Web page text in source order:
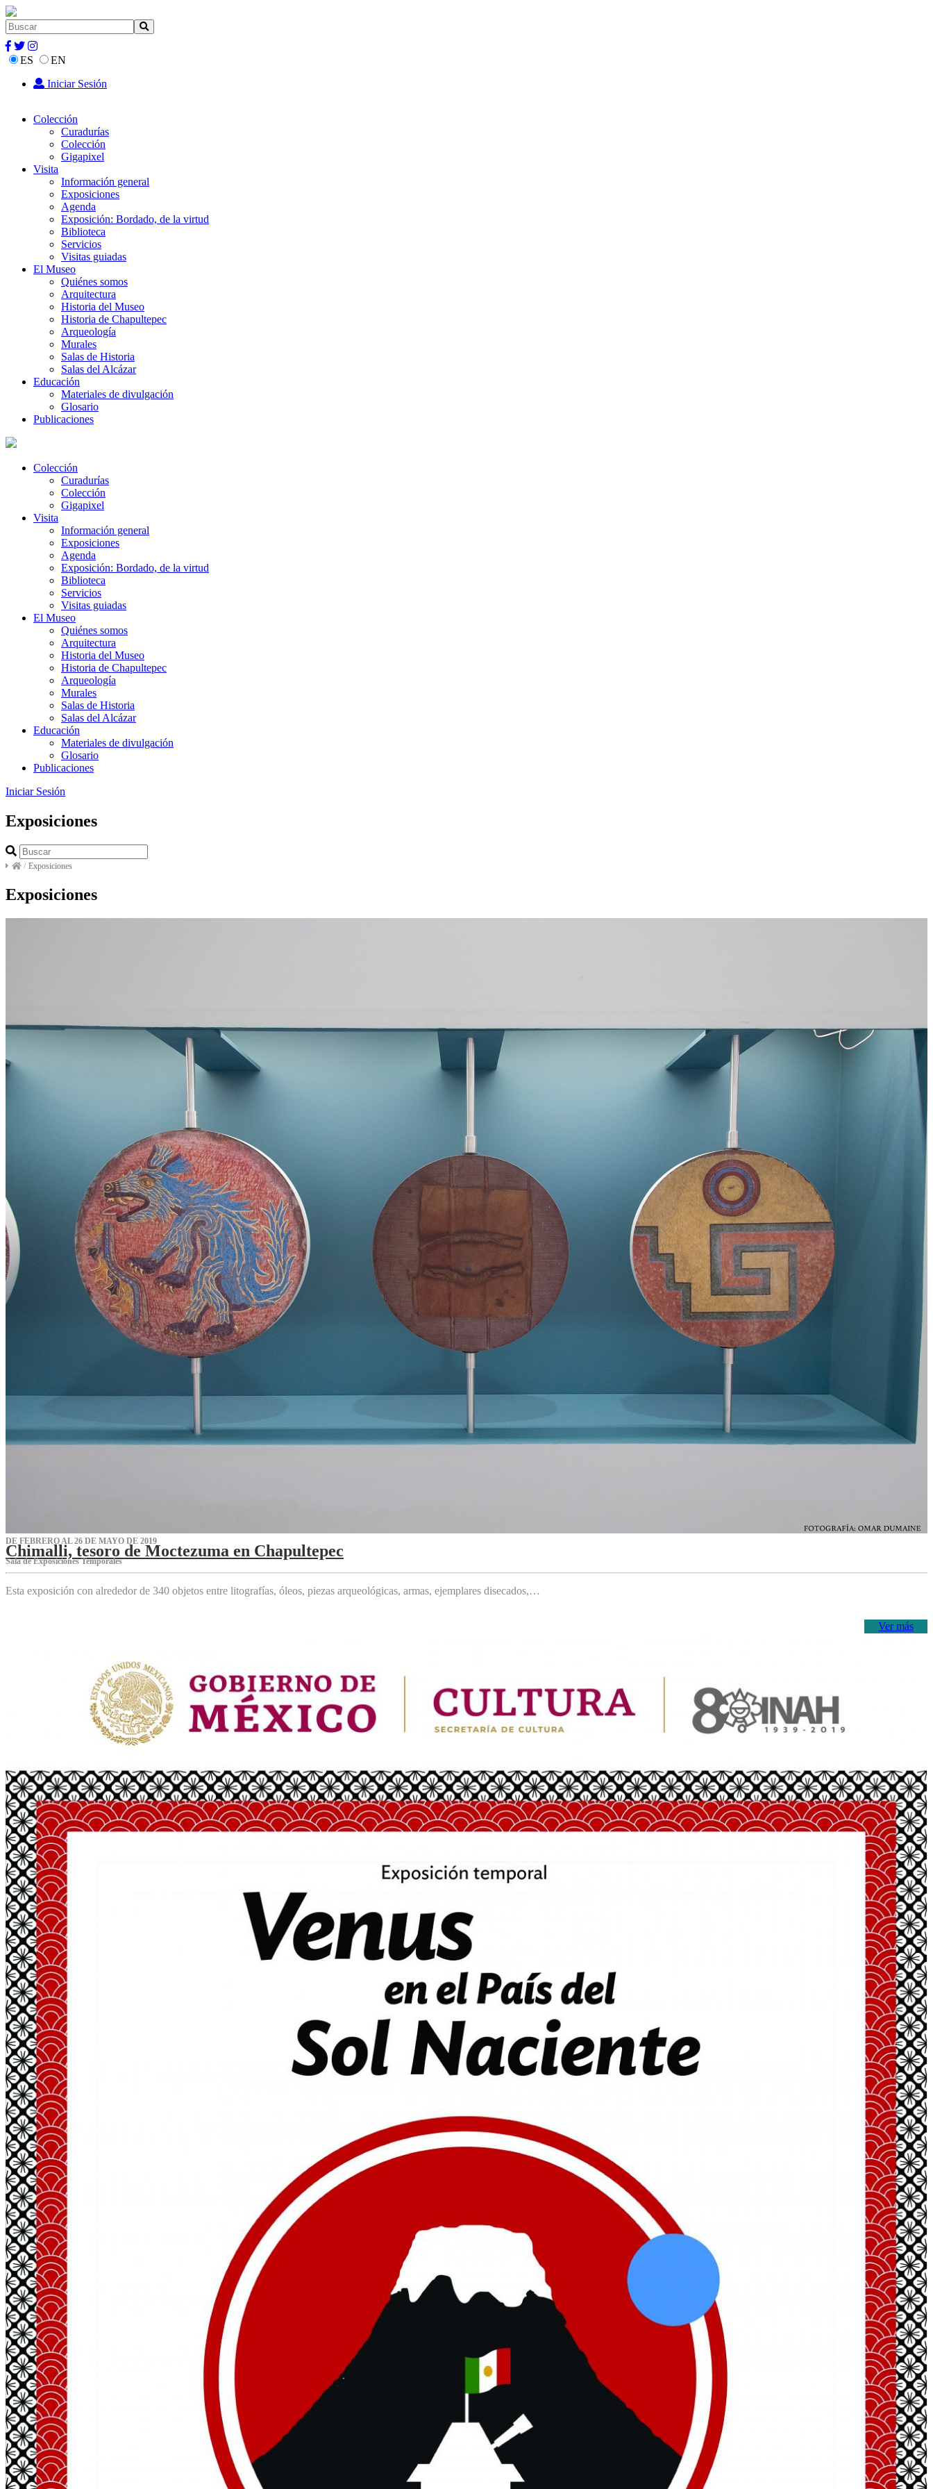
ES
EN
Iniciar Sesión
Colección
Curadurías
Colección
Gigapixel
Visita
Información general
Exposiciones
Agenda
Exposición: Bordado, de la virtud
Biblioteca
Servicios
Visitas guiadas
El Museo
Quiénes somos
Arquitectura
Historia del Museo
Historia de Chapultepec
Arqueología
Murales
Salas de Historia
Salas del Alcázar
Educación
Materiales de divulgación
Glosario
Publicaciones
Colección
Curadurías
Colección
Gigapixel
Visita
Información general
Exposiciones
Agenda
Exposición: Bordado, de la virtud
Biblioteca
Servicios
Visitas guiadas
El Museo
Quiénes somos
Arquitectura
Historia del Museo
Historia de Chapultepec
Arqueología
Murales
Salas de Historia
Salas del Alcázar
Educación
Materiales de divulgación
Glosario
Publicaciones
Iniciar Sesión
Exposiciones
/ Exposiciones
Exposiciones
DE FEBRERO AL 26 DE MAYO DE 2019
Chimalli, tesoro de Moctezuma en Chapultepec
Sala de Exposiciones Temporales
Esta exposición con alrededor de 340 objetos entre litografías, óleos, piezas arqueológicas, armas, ejemplares disecados,…
Ver más